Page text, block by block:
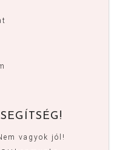
SEGÍTSÉG!
vagyok jól!